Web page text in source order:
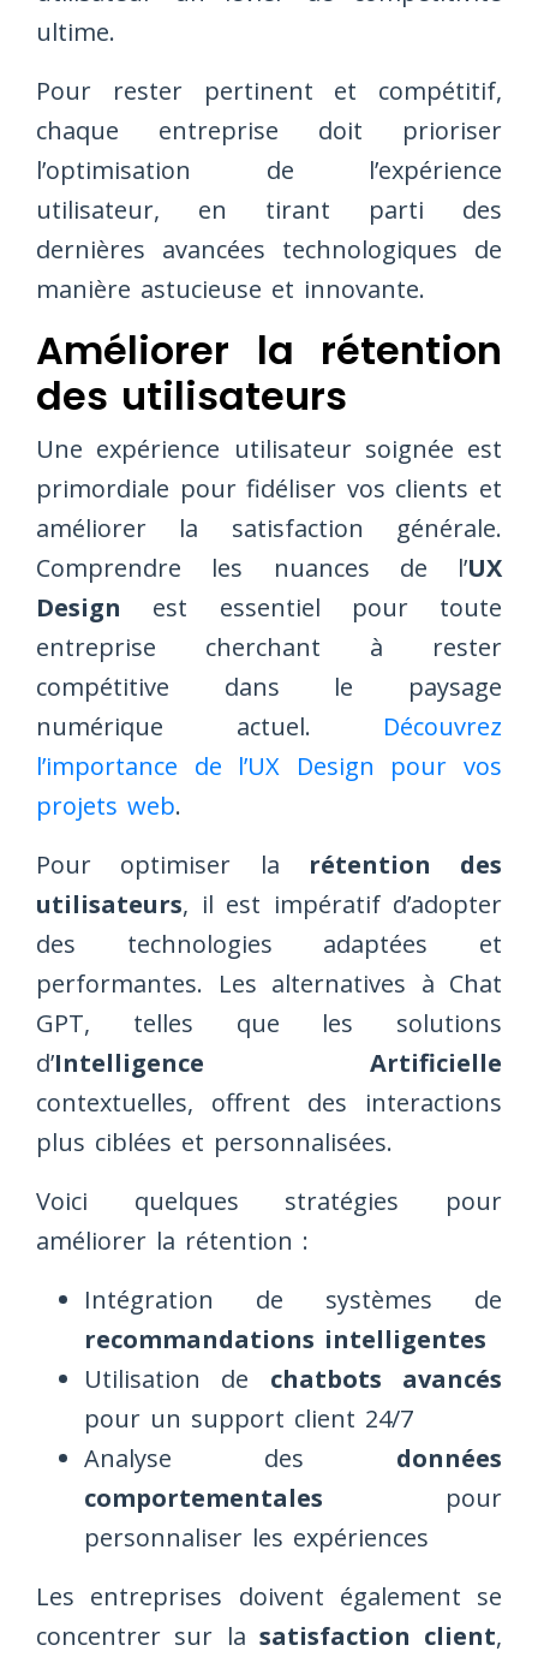
ultime.
Pour rester pertinent et compétitif,
chaque entreprise doit prioriser
l’optimisation de l’expérience
utilisateur, en tirant parti des
dernières avancées technologiques de
manière astucieuse et innovante.
Améliorer la rétention
des utilisateurs
Une expérience utilisateur soignée est
primordiale pour fidéliser vos clients et
améliorer la satisfaction générale.
Comprendre les nuances de l’UX
Design est essentiel pour toute
entreprise cherchant à rester
compétitive dans le paysage
numérique actuel. Découvrez
l’importance de l’UX Design pour vos
projets web.
Pour optimiser la rétention des
utilisateurs, il est impératif d’adopter
des technologies adaptées et
performantes. Les alternatives à Chat
GPT, telles que les solutions
d’Intelligence Artificielle
contextuelles, offrent des interactions
plus ciblées et personnalisées.
Voici quelques stratégies pour
améliorer la rétention :
Intégration de systèmes de
recommandations intelligentes
Utilisation de chatbots avancés
pour un support client 24/7
Analyse des données
comportementales pour
personnaliser les expériences
Les entreprises doivent également se
concentrer sur la satisfaction client,